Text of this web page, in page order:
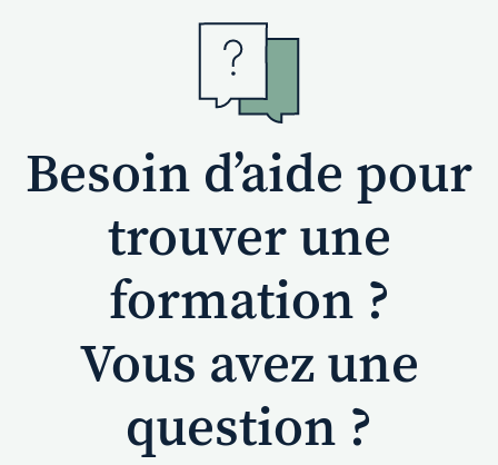
Besoin d’aide pour
trouver une
formation ?
Vous avez une
question ?